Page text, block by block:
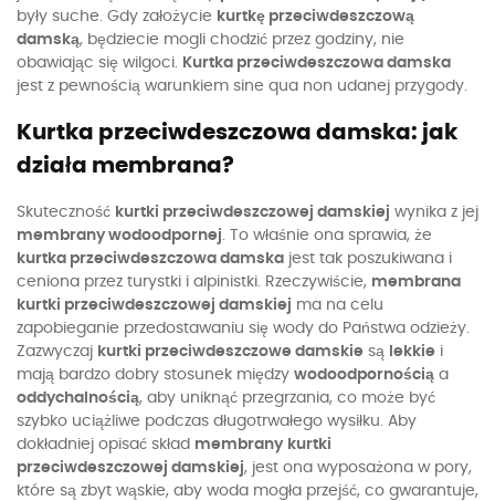
były suche. Gdy założycie kurtkę przeciwdeszczową
damską, będziecie mogli chodzić przez godziny, nie
obawiając się wilgoci. Kurtka przeciwdeszczowa damska
jest z pewnością warunkiem sine qua non udanej przygody.
Kurtka przeciwdeszczowa damska: jak
działa membrana?
Skuteczność kurtki przeciwdeszczowej damskiej wynika z jej
membrany wodoodpornej. To właśnie ona sprawia, że
kurtka przeciwdeszczowa damska jest tak poszukiwana i
ceniona przez turystki i alpinistki. Rzeczywiście, membrana
kurtki przeciwdeszczowej damskiej ma na celu
zapobieganie przedostawaniu się wody do Państwa odzieży.
Zazwyczaj kurtki przeciwdeszczowe damskie są lekkie i
mają bardzo dobry stosunek między wodoodpornością a
oddychalnością, aby uniknąć przegrzania, co może być
szybko uciążliwe podczas długotrwałego wysiłku. Aby
dokładniej opisać skład membrany kurtki
przeciwdeszczowej damskiej, jest ona wyposażona w pory,
które są zbyt wąskie, aby woda mogła przejść, co gwarantuje,